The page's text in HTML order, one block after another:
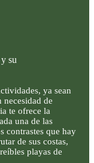
ya sean
de
te ofrece la
una de las
contrastes que hay
de sus costas,
playas de